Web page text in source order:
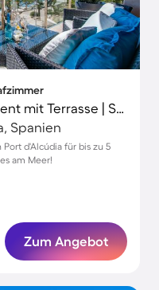
Voll ausgestattetes Apartment mit Terrasse | Strand in der Nähe
Spanien
d'Alcúdia für bis zu 5
am Meer!
Zum Angebot